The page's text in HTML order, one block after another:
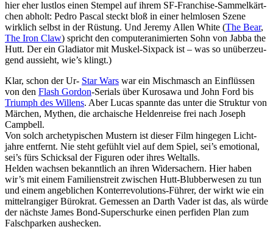
hier eher lustlos einen Stempel auf ihrem SF-Franchise-Sammel­kärt­
chen abholt: Pedro Pascal steckt bloß in einer helmlosen Szene
wirklich selbst in der Rüstung. Und Jeremy Allen White (The Bear,
The Iron Claw) spricht den compu­ter­ani­mierten Sohn von Jabba the
Hutt. Der ein Gladiator mit Muskel-Sixpack ist – was so unüber­zeu­
gend aussieht, wie’s klingt.)
Klar, schon der Ur- Star Wars war ein Misch­masch an Einflüssen
von den Flash Gordon-Serials über Kurosawa und John Ford bis
Triumph des Willens. Aber Lucas spannte das unter die Struktur von
Märchen, Mythen, die archai­sche Helden­reise frei nach Joseph
Campbell.
Von solch arche­ty­pi­schen Mustern ist dieser Film hingegen Licht­
jahre entfernt. Nie steht gefühlt viel auf dem Spiel, sei’s emotional,
sei’s fürs Schicksal der Figuren oder ihres Weltalls.
Helden wachsen bekannt­lich an ihren Wider­sa­chern. Hier haben
wir’s mit einem Fami­li­en­streit zwischen Hutt-Blub­ber­wesen zu tun
und einem angeb­li­chen Konter­re­vo­lu­tions-Führer, der wirkt wie ein
mittel­ran­giger Bürokrat. Gemessen an Darth Vader ist das, als würde
der nächste James Bond-Super­schurke einen perfiden Plan zum
Falsch­parken aushecken.